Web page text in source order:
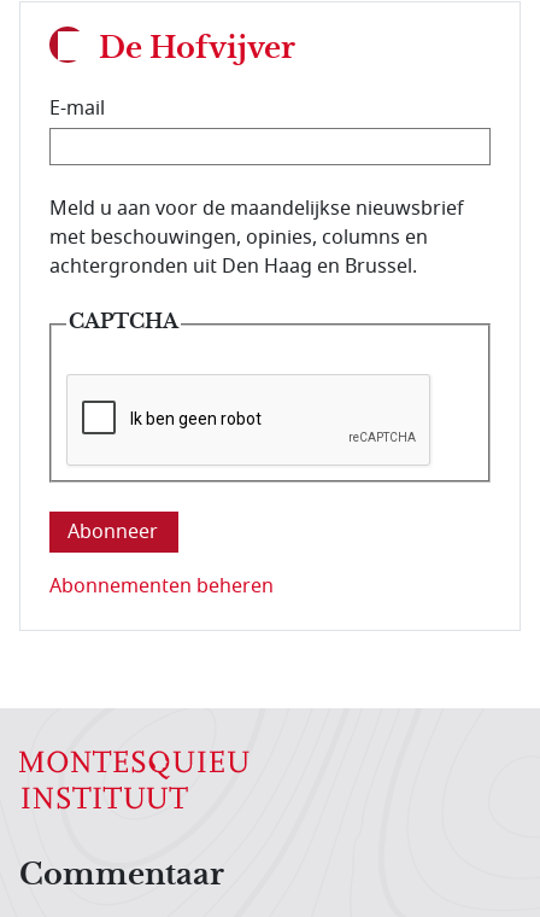
De Hofvijver
E-mail
E-mailadres van de abonnee.
Meld u aan voor de maandelijkse nieuwsbrief
met beschouwingen, opinies, columns en
achtergronden uit Den Haag en Brussel.
CAPTCHA
Deze vraag is om te controleren dat u een mens
Abonnementen beheren
Hoofdnavigatiemenu
Commentaar